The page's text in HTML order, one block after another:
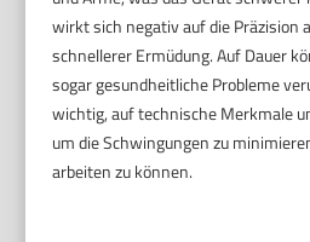
wirkt sich negativ auf die Präzision
schnellerer Ermüdung. Auf Dauer
sogar gesundheitliche Probleme
wichtig, auf technische Merkmale
um die Schwingungen zu
arbeiten zu können.